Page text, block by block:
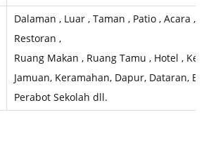
Dalaman , Luar , Taman , Patio , Acara ,
Restoran ,
Ruang Makan , Ruang Tamu , Hotel ,
Jamuan, Keramahan, Dapur, Dataran,
Perabot Sekolah dll.